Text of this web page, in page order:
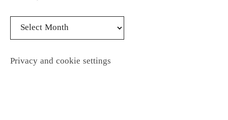
Privacy and cookie settings